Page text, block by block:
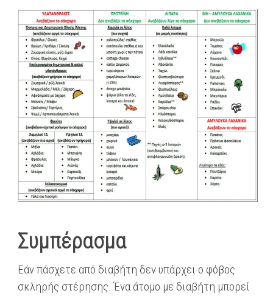
Συμπέρασμα
Εάν πάσχετε από διαβήτη δεν υπάρχει ο φόβος
σκληρής στέρησης. Ένα άτομο με διαβήτη μπορεί